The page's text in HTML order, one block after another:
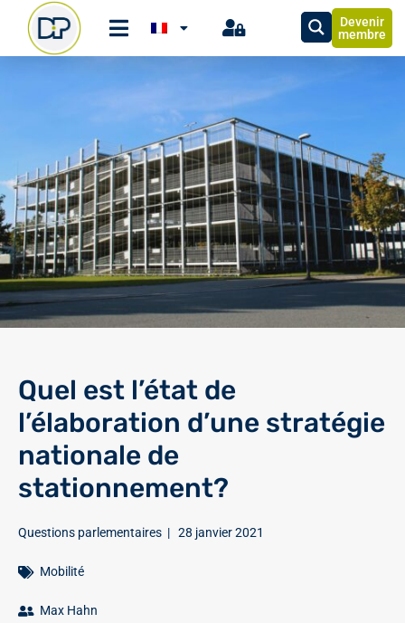
Devenir
membre
Quel est l’état de
l’élaboration d’une stratégie
nationale de
stationnement?
Questions parlementaires | 28 janvier 2021
Mobilité
Max Hahn